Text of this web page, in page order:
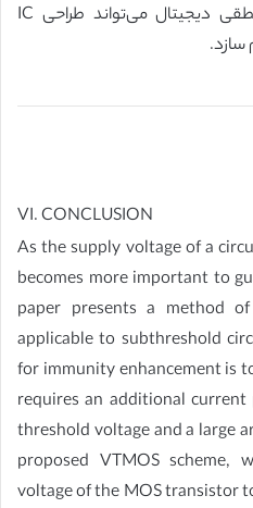
VTCMOS بر اساس طراحی منطقی دیجیتال می‌تواند طراحی IC
سازد.
VI. CONCLUSION
As the supply voltage of a
becomes more important to
paper presents a method
applicable to subthreshold
for immunity enhancement is
requires an additional
threshold voltage and a large
proposed VTMOS scheme,
voltage of the MOS transistor